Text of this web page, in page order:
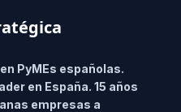
PyMEs españolas.
en España. 15 años
empresas a